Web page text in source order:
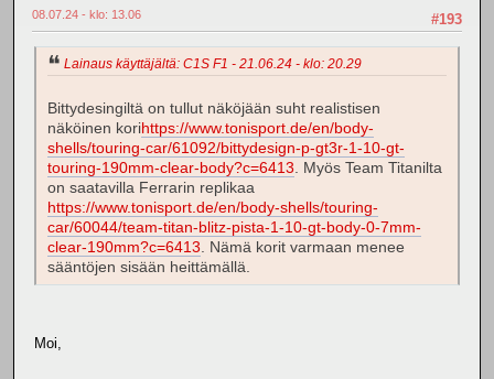
#193
08.07.24 - klo: 13.06
Lainaus käyttäjältä: C1S F1 - 21.06.24 - klo: 20.29
Bittydesingiltä on tullut näköjään suht realistisen
näköinen korihttps://www.tonisport.de/en/body-
shells/touring-car/61092/bittydesign-p-gt3r-1-10-gt-
touring-190mm-clear-body?c=6413 . Myös Team Titanilta
on saatavilla Ferrarin replikaa
https://www.tonisport.de/en/body-shells/touring-
car/60044/team-titan-blitz-pista-1-10-gt-body-0-7mm-
clear-190mm?c=6413 . Nämä korit varmaan menee
sääntöjen sisään heittämällä.
Moi,